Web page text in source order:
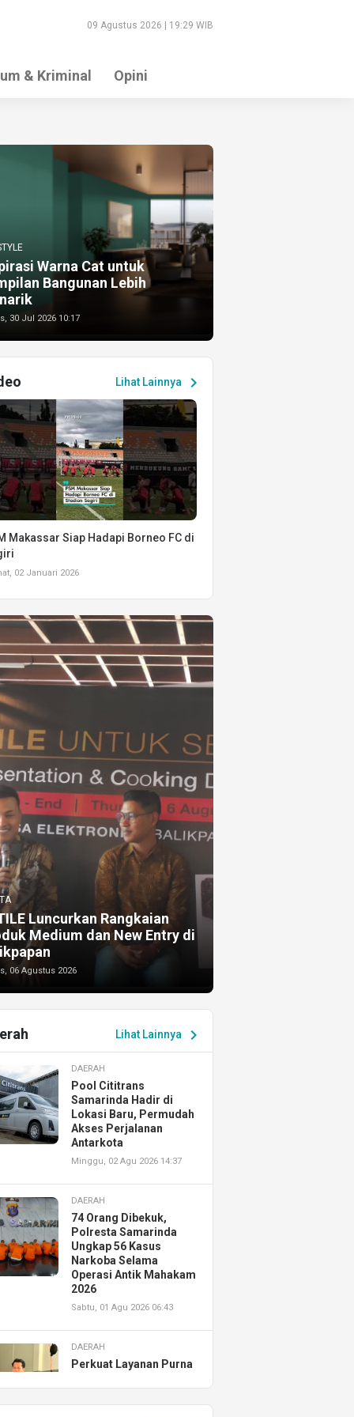
09 Agustus 2026 | 19:29 WIB
& Kriminal Opini
Warna Cat untuk
Bangunan Lebih
30 Jul 2026 10:17
Lihat Lainnya chevron_right
Makassar Siap Hadapi Borneo FC di
02 Januari 2026
Luncurkan Rangkaian
Medium dan New Entry di
06 Agustus 2026
Lihat Lainnya chevron_right
DAERAH
Pool Cititrans
Samarinda Hadir di
Lokasi Baru, Permudah
Akses Perjalanan
Antarkota
Minggu, 02 Agu 2026 14:37
DAERAH
74 Orang Dibekuk,
Polresta Samarinda
Ungkap 56 Kasus
Narkoba Selama
Operasi Antik Mahakam
2026
Sabtu, 01 Agu 2026 06:43
DAERAH
Perkuat Layanan Purna
Resmikan AHASS